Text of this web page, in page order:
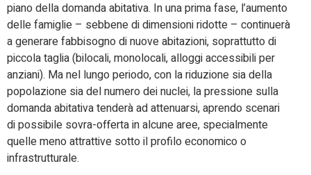
piano della domanda abitativa. In una prima fase, l’aumento
delle famiglie – sebbene di dimensioni ridotte – continuerà
a generare fabbisogno di nuove abitazioni, soprattutto di
piccola taglia (bilocali, monolocali, alloggi accessibili per
anziani). Ma nel lungo periodo, con la riduzione sia della
popolazione sia del numero dei nuclei, la pressione sulla
domanda abitativa tenderà ad attenuarsi, aprendo scenari
di possibile sovra-offerta in alcune aree, specialmente
quelle meno attrattive sotto il profilo economico o
infrastrutturale.